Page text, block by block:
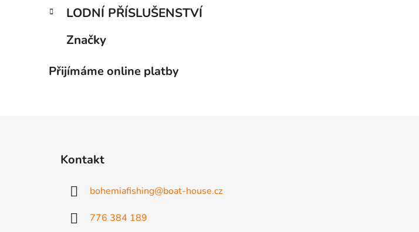
LODNÍ PŘÍSLUŠENSTVÍ
Značky
Přijímáme online platby
Kontakt
bohemiafishing@boat-house.cz
776 384 189